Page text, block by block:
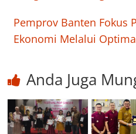
Pemprov Banten Fokus
Ekonomi Melalui
Anda Juga